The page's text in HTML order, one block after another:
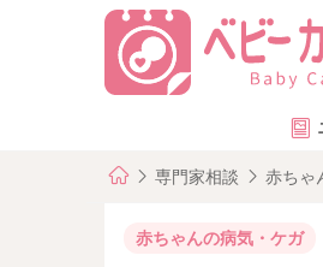
専門家相談 赤ちゃ
赤ちゃんの病気・ケガ